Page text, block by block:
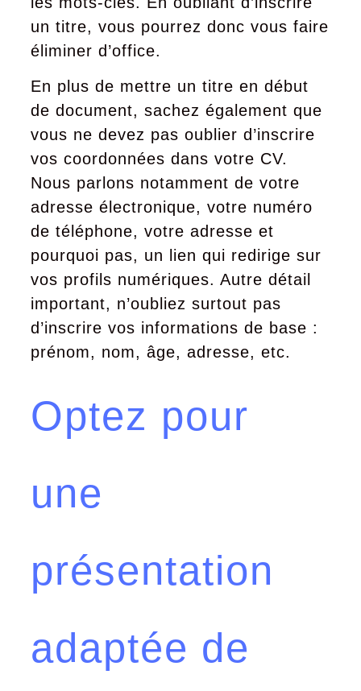
un titre, vous pourrez donc vous faire
éliminer d’office.
En plus de mettre un titre en début
de document, sachez également que
vous ne devez pas oublier d’inscrire
vos coordonnées dans votre CV.
Nous parlons notamment de votre
adresse électronique, votre numéro
de téléphone, votre adresse et
pourquoi pas, un lien qui redirige sur
vos profils numériques. Autre détail
important, n’oubliez surtout pas
d’inscrire vos informations de base :
prénom, nom, âge, adresse, etc.
Optez pour
une
présentation
adaptée de